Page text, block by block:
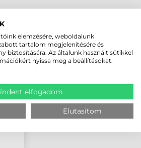
elemzésére, weboldalunk
tartalom megjelenítésére és
biztosítására. Az általunk használt sütikkel
nyissa meg a beállításokat.
elfogadom
Elutasítom